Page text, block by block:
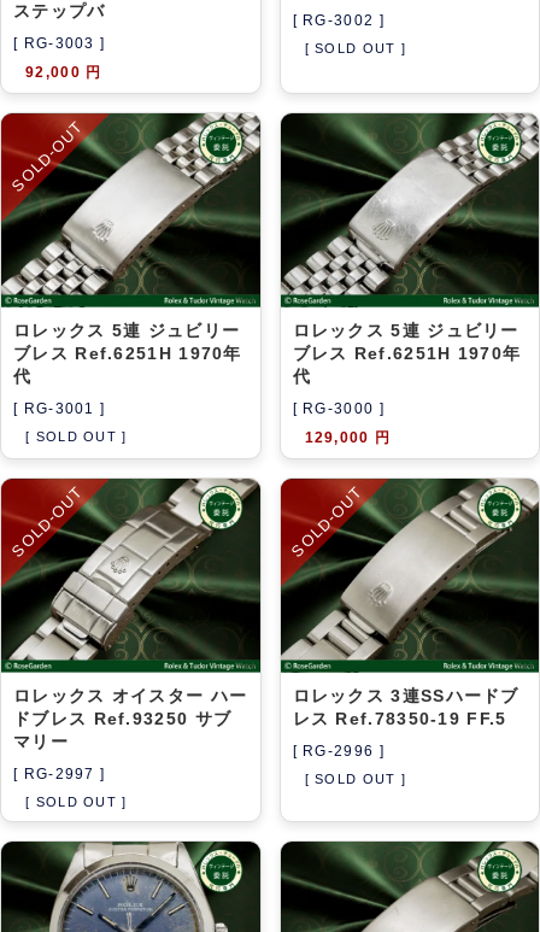
ステップバ
[ RG-3003 ]
92,000 円
[ RG-3002 ]
[ SOLD OUT ]
SOLD-OUT
ロレックス 5連 ジュビリー
ブレス Ref.6251H 1970年
代
[ RG-3001 ]
[ SOLD OUT ]
ロレックス 5連 ジュビリー
ブレス Ref.6251H 1970年
代
[ RG-3000 ]
129,000 円
SOLD-OUT
ロレックス オイスター ハー
ドブレス Ref.93250 サブ
マリー
[ RG-2997 ]
[ SOLD OUT ]
SOLD-OUT
ロレックス 3連SSハードブ
レス Ref.78350-19 FF.5
[ RG-2996 ]
[ SOLD OUT ]